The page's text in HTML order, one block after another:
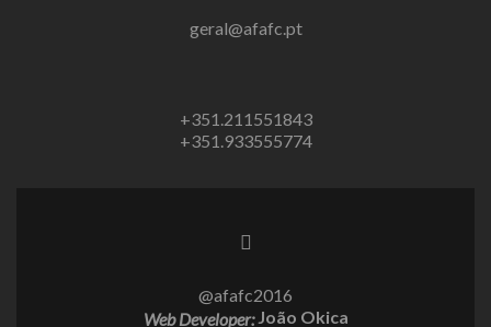
geral@afafc.pt
+351.211551843
+351.933555774
@afafc2016
Web Developer:João Okica